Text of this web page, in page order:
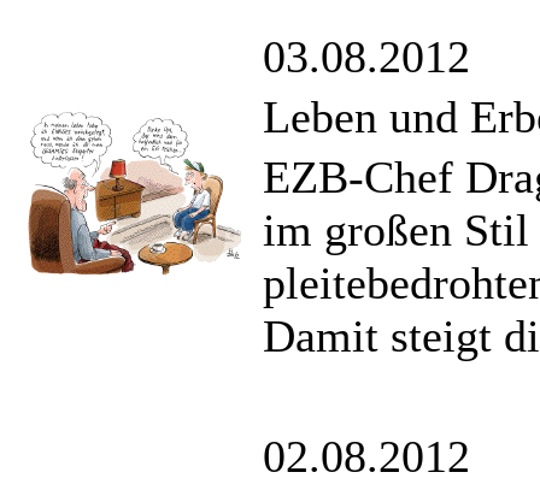
03.08.2012
Leben und
EZB-Chef
im großen Stil
Damit steigt
02.08.2012